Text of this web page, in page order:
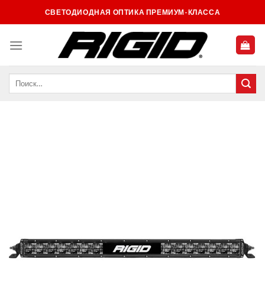
to
СВЕТОДИОДНАЯ ОПТИКА ПРЕМИУМ-КЛАССА